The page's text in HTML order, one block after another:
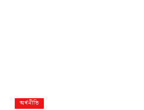
অর্থনীতি